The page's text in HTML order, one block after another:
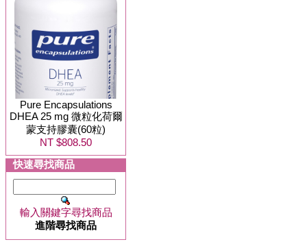
Pure Encapsulations
DHEA 25 mg 微粒化荷爾
蒙支持膠囊(60粒)
NT $808.50
快速尋找商品
輸入關鍵字尋找商品
進階尋找商品